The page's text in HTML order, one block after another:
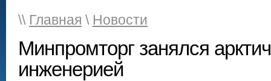
\\ Главная \ Новости
Минпромторг занялся
инженерией